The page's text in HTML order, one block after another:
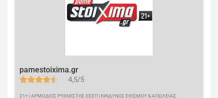
pamestoixima.gr
4,5/5
21+ | ΑΡΜΟΔΙΟΣ ΡΥΘΜΙΣΤΗΣ ΕΕΕΠ | ΚΙΝΔΥΝΟΣ ΕΘΙΣΜΟΥ & ΑΠΩΛΕΙΑΣ